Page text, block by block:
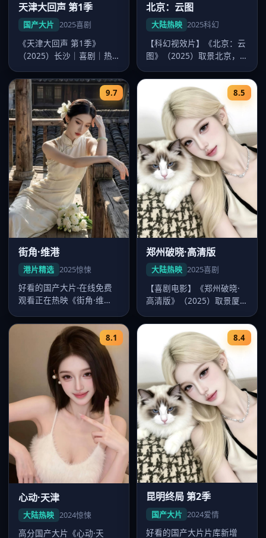
天津大回声 第1季
国产大片 2025喜剧
《天津大回声 第1季》
（2025）长沙｜喜剧｜热
腾、易烊…
北京：云图
大陆热映 2025科幻
【科幻视效片】《北京：云
图》（2025）取景北京，
迪丽热…
9.7
街角·维港
港片精选 2025惊悚
好看的国产大片-在线免费
观看正在热映《街角·维
朝伟主演，…
8.5
郑州破晓·高清版
大陆热映 2025喜剧
【喜剧电影】《郑州破晓·
高清版》（2025）取景厦
现、赵丽…
8.1
心动·天津
大陆热映 2024惊悚
高分国产大片《心动·天
8.4
昆明终局 第2季
国产大片 2024爱情
好看的国产大片片库新增